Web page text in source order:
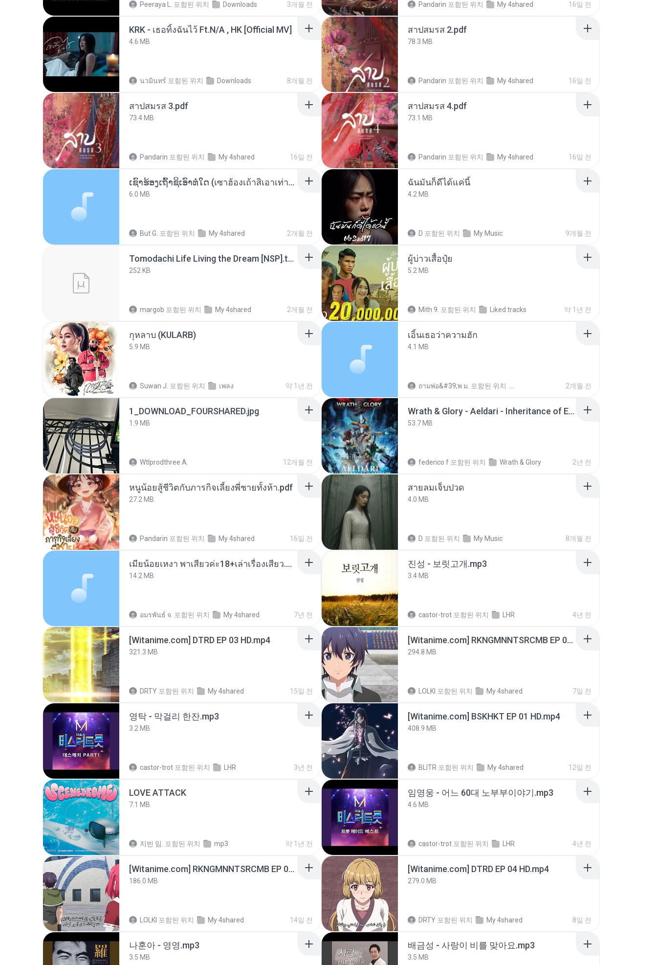
Peeraya L. 포함된 위치 Downloads 3개월 전 Pandarin 포함된 위치 My 4shared 16일 전
KRK - เธอทิ้งฉันไว้ Ft.N/A , HK [Official MV]
4.6 MB
นวมินทร์ 포함된 위치 Downloads 8개월 전
สาปสมรส 2.pdf
78.3 MB
Pandarin 포함된 위치 My 4shared 16일 전
สาปสมรส 3.pdf
73.4 MB
Pandarin 포함된 위치 My 4shared 16일 전
สาปสมรส 4.pdf
73.1 MB
Pandarin 포함된 위치 My 4shared 16일 전
ເຊົາຮ້ອງເຖົ້າຊິເອົາທໍ່ໃດ (เซาฮ้องเถ้าสิเอาเท่าใด) ບຸນເກີດ ຫນູຫ່ວງ ft. ໂສພາ ຈຸນທະລາ
6.0 MB
But G. 포함된 위치 My 4shared 2개월 전
ฉันมันก็ดีได้แค่นี้
4.2 MB
D 포함된 위치 My Music 9개월 전
Tomodachi Life Living the Dream [NSP].torrent
252 KB
margob 포함된 위치 My 4shared 2개월 전
ผู้บ่าวเสื้อปุ๋ย
5.2 MB
Mith 9. 포함된 위치 Liked tracks 약 1년 전
กุหลาบ (KULARB)
5.9 MB
Suwan J. 포함된 위치 เพลง 약 1년 전
เอิ้นเธอว่าความฮัก
4.1 MB
ถามพ่อ&#39;พ ม. 포함된 위치 2개월 전
1_DOWNLOAD_FOURSHARED.jpg
1.9 MB
Wtlprodthree A. 12개월 전
Wrath & Glory - Aeldari - Inheritance of Embers.pdf
53.7 MB
federico f 포함된 위치 Wrath & Glory 2년 전
หนูน้อยสู้ชีวิตกับภารกิจเลี้ยงพี่ชายทั้งห้า.pdf
27.2 MB
Pandarin 포함된 위치 My 4shared 16일 전
สายลมเจ็บปวด
4.0 MB
D 포함된 위치 My Music 8개월 전
เมียน้อยเหงา พาเสียวค่ะ18+เล่าเรื่องเสียว.mp3
14.2 MB
อมรพันธ์ จ. 포함된 위치 My 4shared 7년 전
진성 - 보릿고개.mp3
3.4 MB
castor-trot 포함된 위치 LHR 4년 전
[Witanime.com] DTRD EP 03 HD.mp4
321.3 MB
DRTY 포함된 위치 My 4shared 15일 전
[Witanime.com] RKNGMNNTSRCMB EP 06 HD.mp4
294.8 MB
LOLKI 포함된 위치 My 4shared 7일 전
영탁 - 막걸리 한잔.mp3
3.2 MB
castor-trot 포함된 위치 LHR 3년 전
[Witanime.com] BSKHKT EP 01 HD.mp4
408.9 MB
BLITR 포함된 위치 My 4shared 12일 전
LOVE ATTACK
7.1 MB
지빈 임. 포함된 위치 mp3 약 1년 전
임영웅 - 어느 60대 노부부이야기.mp3
4.6 MB
castor-trot 포함된 위치 LHR 4년 전
[Witanime.com] RKNGMNNTSRCMB EP 05 HD.mp4
186.0 MB
LOLKI 포함된 위치 My 4shared 14일 전
[Witanime.com] DTRD EP 04 HD.mp4
279.0 MB
DRTY 포함된 위치 My 4shared 8일 전
나훈아 - 영영.mp3
3.5 MB
배금성 - 사랑이 비를 맞아요.mp3
3.5 MB